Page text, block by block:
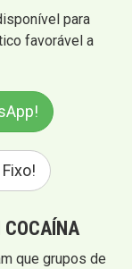
para
favorável a
COCAÍNA
que grupos de